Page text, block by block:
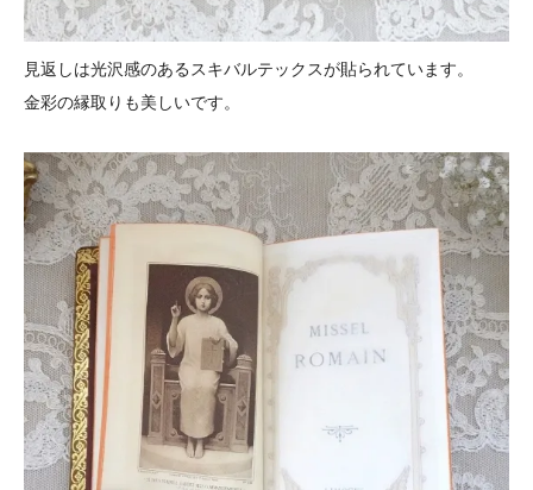
見返しは光沢感のあるスキバルテックスが貼られています。
金彩の縁取りも美しいです。